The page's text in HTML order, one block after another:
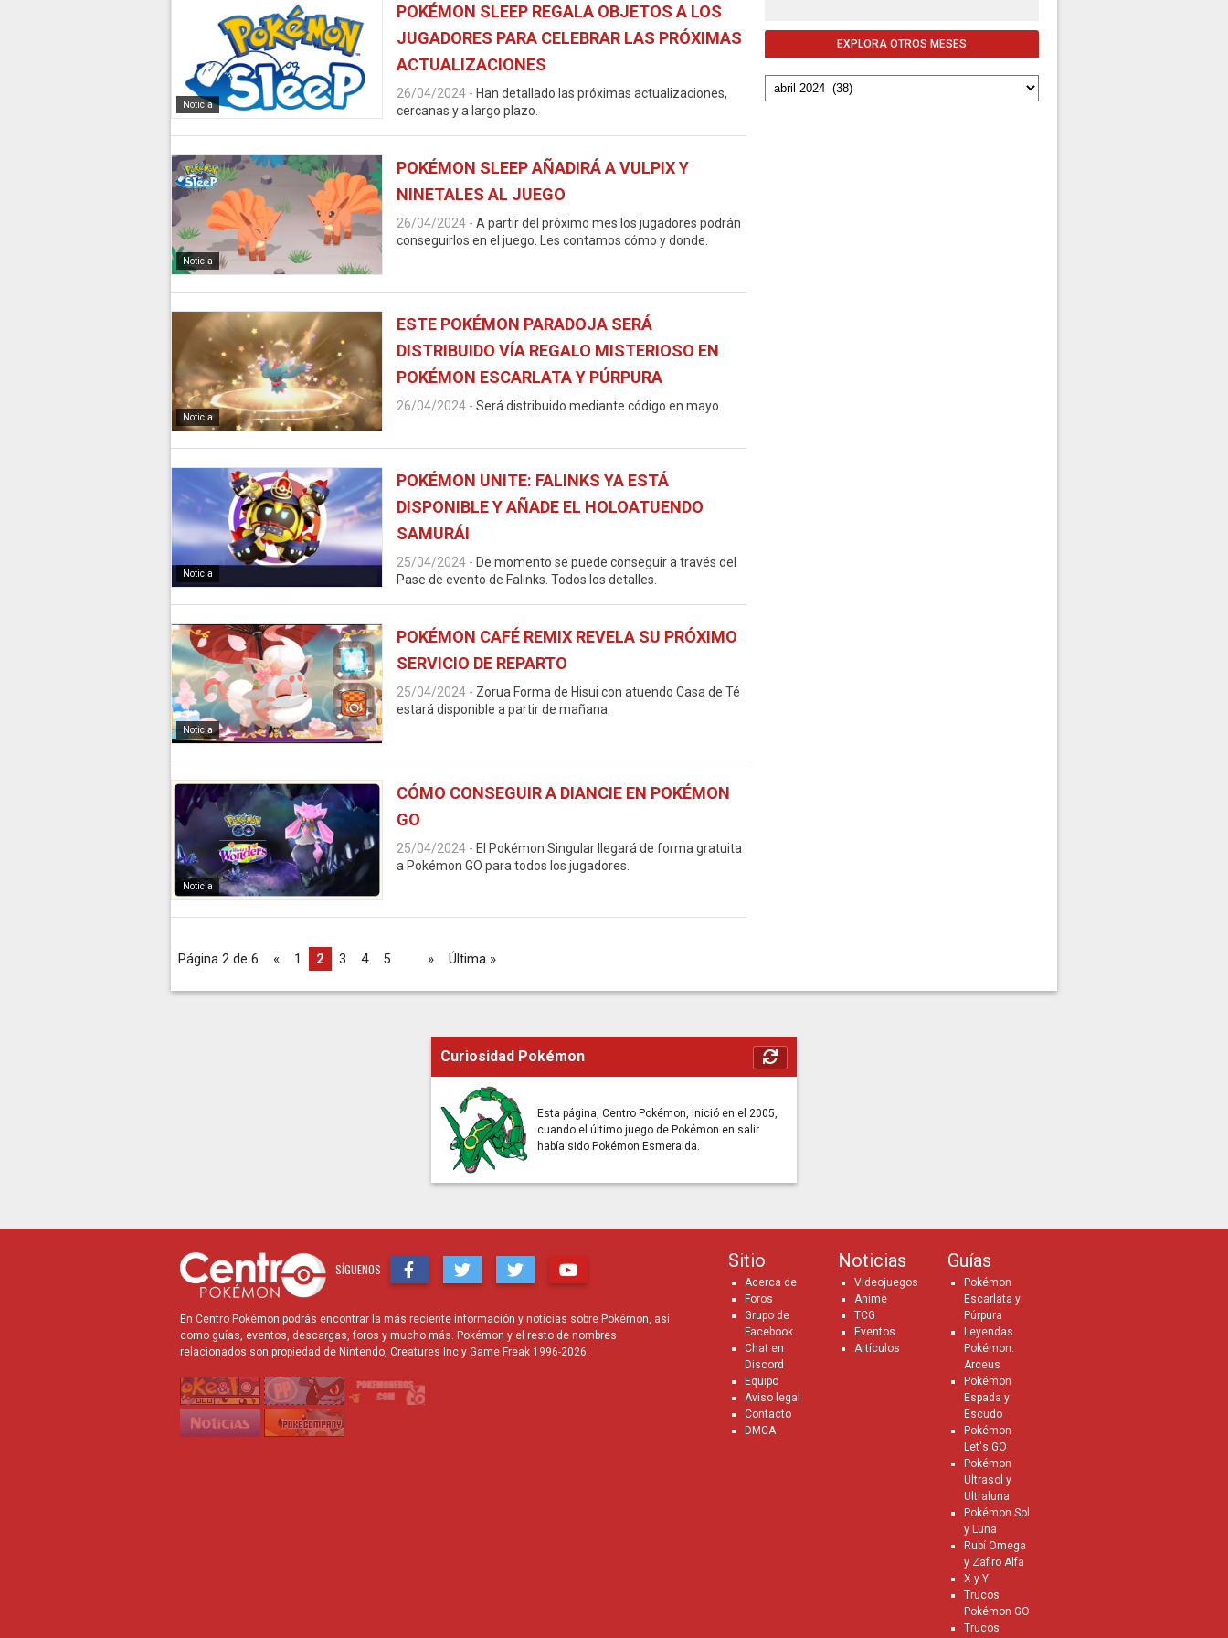
Noticia
POKÉMON SLEEP REGALA OBJETOS A LOS
JUGADORES PARA CELEBRAR LAS PRÓXIMAS
ACTUALIZACIONES
26/04/2024 - Han detallado las próximas actualizaciones,
cercanas y a largo plazo.
Noticia
POKÉMON SLEEP AÑADIRÁ A VULPIX Y
NINETALES AL JUEGO
26/04/2024 - A partir del próximo mes los jugadores podrán
conseguirlos en el juego. Les contamos cómo y donde.
Noticia
ESTE POKÉMON PARADOJA SERÁ
DISTRIBUIDO VÍA REGALO MISTERIOSO EN
POKÉMON ESCARLATA Y PÚRPURA
26/04/2024 - Será distribuido mediante código en mayo.
Noticia
POKÉMON UNITE: FALINKS YA ESTÁ
DISPONIBLE Y AÑADE EL HOLOATUENDO
SAMURÁI
25/04/2024 - De momento se puede conseguir a través del
Pase de evento de Falinks. Todos los detalles.
Noticia
POKÉMON CAFÉ REMIX REVELA SU PRÓXIMO
SERVICIO DE REPARTO
25/04/2024 - Zorua Forma de Hisui con atuendo Casa de Té
estará disponible a partir de mañana.
Noticia
CÓMO CONSEGUIR A DIANCIE EN POKÉMON
GO
25/04/2024 - El Pokémon Singular llegará de forma gratuita
a Pokémon GO para todos los jugadores.
Página 2 de 6 « 1 2 3 4 5 » Última »
EXPLORA OTROS MESES
Curiosidad Pokémon
Esta página, Centro Pokémon, inició en el 2005,
cuando el último juego de Pokémon en salir
había sido Pokémon Esmeralda.
SÍGUENOS
En Centro Pokémon podrás encontrar la más reciente información y noticias sobre Pokémon, así
como guías, eventos, descargas, foros y mucho más. Pokémon y el resto de nombres
relacionados son propiedad de Nintendo, Creatures Inc y Game Freak 1996-2026.
Sitio
Acerca de
Foros
Grupo de
Facebook
Chat en
Discord
Equipo
Aviso legal
Contacto
DMCA
Noticias
Videojuegos
Anime
TCG
Eventos
Artículos
Guías
Pokémon
Escarlata y
Púrpura
Leyendas
Pokémon:
Arceus
Pokémon
Espada y
Escudo
Pokémon
Let's GO
Pokémon
Ultrasol y
Ultraluna
Pokémon Sol
y Luna
Rubí Omega
y Zafiro Alfa
X y Y
Trucos
Pokémon GO
Trucos